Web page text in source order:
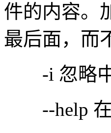
件的内容。
最后面，而
-i 忽略中
--help 在